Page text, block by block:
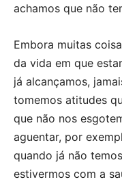
achamos que não
Embora muitas
da vida em que
já alcançamos,
tomemos atitudes
que não nos
aguentar, por
quando já não
estivermos com a